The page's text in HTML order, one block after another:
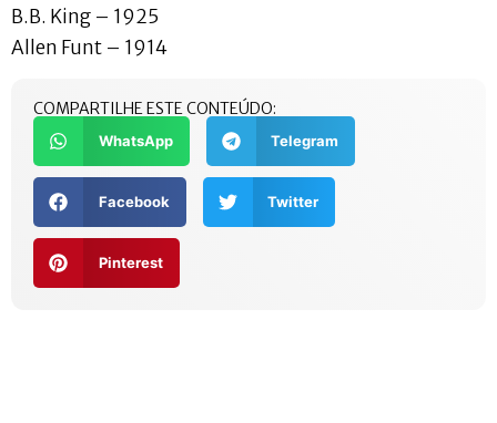
B.B. King – 1925
Allen Funt – 1914
COMPARTILHE ESTE CONTEÚDO:
WhatsApp Telegram
Facebook Twitter
Pinterest